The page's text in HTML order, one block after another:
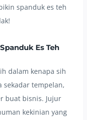
spanduk es teh
Es Teh
dalam kenapa sih
sekadar tempelan,
buat bisnis. Jujur
kekinian yang